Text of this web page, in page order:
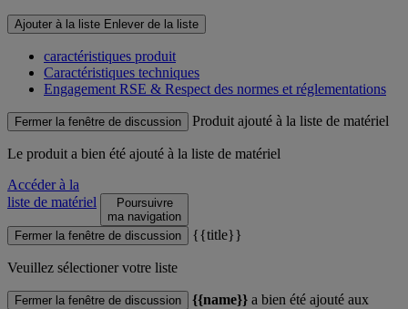
Ajouter à la liste Enlever de la liste
caractéristiques produit
Caractéristiques techniques
Engagement RSE & Respect des normes et réglementations
Fermer la fenêtre de discussion Produit ajouté à la liste de matériel
Le produit a bien été ajouté à la liste de matériel
Accéder à la
liste de matériel
Poursuivre
ma navigation
Fermer la fenêtre de discussion
{{title}}
Veuillez sélectioner votre liste
Fermer la fenêtre de discussion {{name}} a bien été ajouté aux